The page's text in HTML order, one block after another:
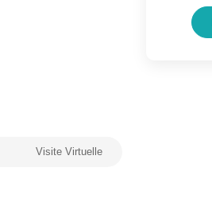
Visite Virtuelle